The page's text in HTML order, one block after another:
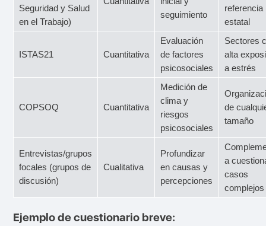
Seguridad y Salud
en el Trabajo)
seguimiento
referencia
estatal
ISTAS21 Cuantitativa
Evaluación
de factores
psicosociales
Sectores
alta
a estrés
COPSOQ Cuantitativa
Medición de
clima y
riesgos
psicosociales
de
tamaño
Entrevistas/grupos
focales (grupos de
discusión)
Cualitativa
Profundizar
en causas y
percepciones
a
casos
complejos
Ejemplo de cuestionario breve: